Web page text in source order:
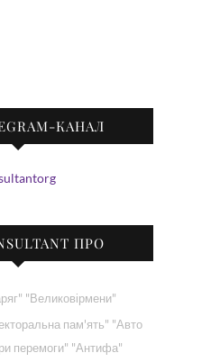
КАНАЛ
ПРО
"Великовірмени"
пам'ять" "Авто
перемоги" "Антифа"